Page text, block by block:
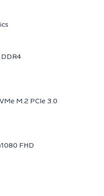
DDR4
M.2 PCIe 3.0
FHD